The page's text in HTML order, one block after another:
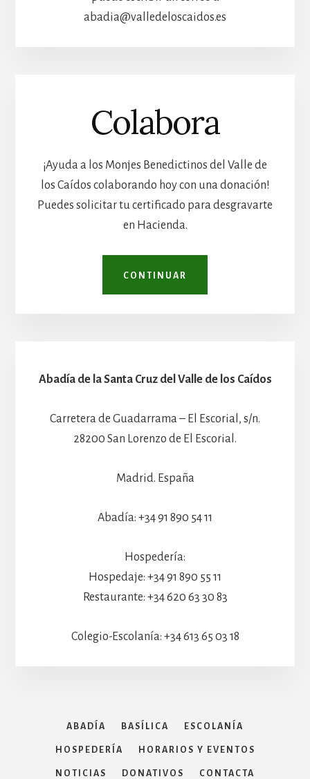
abadia@valledeloscaidos.es
Colabora
¡Ayuda a los Monjes Benedictinos del Valle de
los Caídos colaborando hoy con una donación!
Puedes solicitar tu certificado para desgravarte
en Hacienda.
CONTINUAR
Abadía de la Santa Cruz del Valle de los Caídos
Carretera de Guadarrama – El Escorial, s/n.
28200 San Lorenzo de El Escorial.
Madrid. España
Abadía: +34 91 890 54 11
Hospedería:
Hospedaje: +34 91 890 55 11
Restaurante: +34 620 63 30 83
Colegio-Escolanía: +34 613 65 03 18
ABADÍA BASÍLICA ESCOLANÍA
HOSPEDERÍA HORARIOS Y EVENTOS
NOTICIAS DONATIVOS CONTACTA